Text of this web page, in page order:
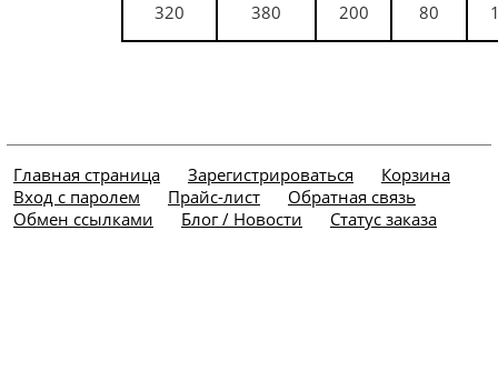
320 380 200 80
Главная страница Зарегистрироваться
Корзина
Вход с паролем
Прайс-лист
Обратная связь
Обмен ссылками
Блог / Новости Статус заказа